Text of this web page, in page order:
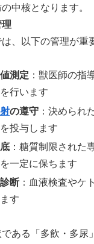
中核となります。
、以下の管理が重
測定 ：獣医師の指
行います
の遵守 ：決められ
投与します
：糖質制限された
一定に保ちます
断 ：血液検査やケ
す
ある「多飲・多尿